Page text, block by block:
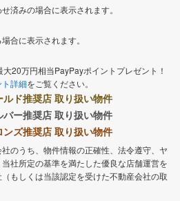
済みの場合に表示されます。
合に表示されます。
大20万円相当PayPayポイントプレゼント！
詳細をご覧ください。
ルド推奨店 取り扱い物件
バー推奨店 取り扱い物件
ンズ推奨店 取り扱い物件
のうち、物件情報の正確性、法令遵守、ヤ
社所定の基準を満たした優良な店舗運営を
もしくは当該認定を受けた不動産会社の取